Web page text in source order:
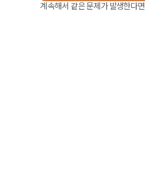
계속해서 같은 문제가 발생한다면